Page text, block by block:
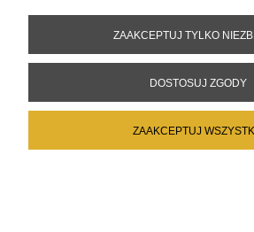
Copyright 2017-2026
ZAAKCEPTUJ TYLKO
DOSTOSUJ ZGODY
ZAAKCEPTUJ